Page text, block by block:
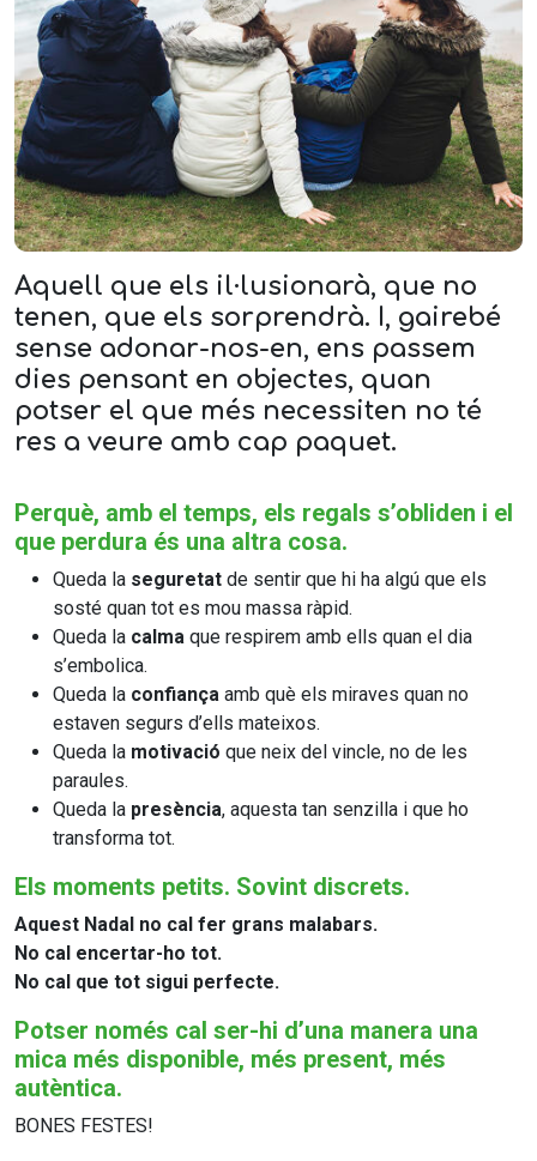
Aquell que els il·lusionarà, que no
tenen, que els sorprendrà. I, gairebé
sense adonar-nos-en, ens passem
dies pensant en objectes, quan
potser el que més necessiten no té
res a veure amb cap paquet.
Perquè, amb el temps, els regals s’obliden i el
que perdura és una altra cosa.
Queda la seguretat de sentir que hi ha algú que els
sosté quan tot es mou massa ràpid.
Queda la calma que respirem amb ells quan el dia
s’embolica.
Queda la confiança amb què els miraves quan no
estaven segurs d’ells mateixos.
Queda la motivació que neix del vincle, no de les
paraules.
Queda la presència, aquesta tan senzilla i que ho
transforma tot.
Els moments petits. Sovint discrets.
Aquest Nadal no cal fer grans malabars.
No cal encertar-ho tot.
No cal que tot sigui perfecte.
Potser només cal ser-hi d’una manera una
mica més disponible, més present, més
autèntica.
BONES FESTES!